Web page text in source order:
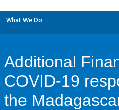
What We Do
Additional
COVID-19
the